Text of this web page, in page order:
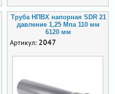
Труба НПВХ напорная SDR 21
давление 1,25 Мпа 110 мм
6120 мм
Артикул: 2047